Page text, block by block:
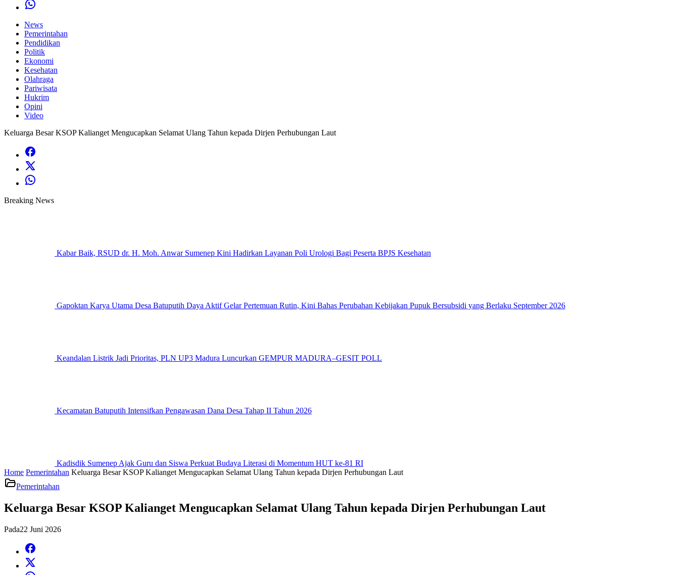
News
Pemerintahan
Pendidikan
Politik
Ekonomi
Kesehatan
Olahraga
Pariwisata
Hukrim
Opini
Video
Keluarga Besar KSOP Kalianget Mengucapkan Selamat Ulang Tahun kepada Dirjen Perhubungan Laut
Breaking News
Kabar Baik, RSUD dr. H. Moh. Anwar Sumenep Kini Hadirkan Layanan Poli Urologi Bagi Peserta BPJS Kesehatan
Gapoktan Karya Utama Desa Batuputih Daya Aktif Gelar Pertemuan Rutin, Kini Bahas Perubahan Kebijakan Pupuk Bersubsidi yang Berlaku September 2026
Keandalan Listrik Jadi Prioritas, PLN UP3 Madura Luncurkan GEMPUR MADURA–GESIT POLL
Kecamatan Batuputih Intensifkan Pengawasan Dana Desa Tahap II Tahun 2026
Kadisdik Sumenep Ajak Guru dan Siswa Perkuat Budaya Literasi di Momentum HUT ke-81 RI
Home Pemerintahan Keluarga Besar KSOP Kalianget Mengucapkan Selamat Ulang Tahun kepada Dirjen Perhubungan Laut
Pemerintahan
Keluarga Besar KSOP Kalianget Mengucapkan Selamat Ulang Tahun kepada Dirjen Perhubungan Laut
Pada22 Juni 2026